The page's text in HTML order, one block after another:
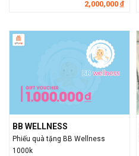
2,000,000 đ
BB WELLNESS
Phiếu quà tặng BB Wellness
1000k